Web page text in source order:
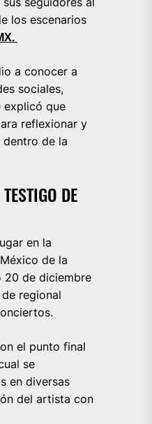
los escenarios
a conocer a
sociales,
explicó que
reflexionar y
dentro de la
DE
en la
de la
20 de diciembre
regional
el punto final
se
en diversas
del artista con